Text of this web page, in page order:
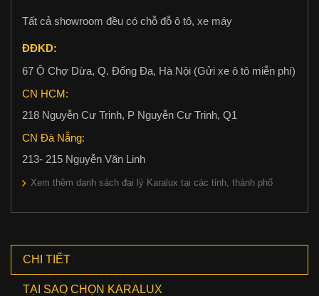
Tất cả showroom đều có chỗ đỗ ô tô, xe máy
ĐĐKD:
67 Ô Chợ Dừa, Q. Đống Đa, Hà Nội (Gửi xe ô tô miễn phí)
CN HCM:
218 Nguyễn Cư Trinh, P Nguyễn Cư Trinh, Q1
CN Đà Nẵng:
213- 215 Nguyễn Văn Linh
Xem thêm danh sách đại lý Karalux tại các tỉnh, thành phố
CHI TIẾT
TẠI SAO CHỌN KARALUX